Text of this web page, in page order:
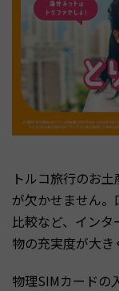
トルコ旅行のお
が欠かせません
比較など、イン
物の充実度が大き
物理SIMカードの